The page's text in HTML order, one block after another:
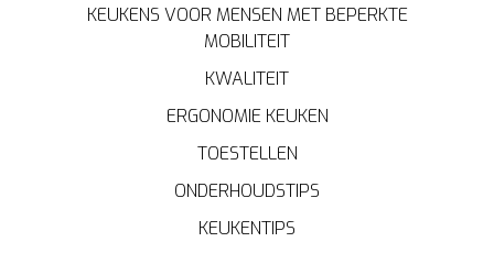
KEUKENS VOOR MENSEN MET BEPERKTE
MOBILITEIT
KWALITEIT
ERGONOMIE KEUKEN
TOESTELLEN
ONDERHOUDSTIPS
KEUKENTIPS